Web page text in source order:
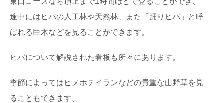
途中にはヒバの人工林や天然林、また「踊りヒバ」と呼
ばれる巨木などを見ることができます。
ヒバについて解説された看板も所々にあります。
季節によってはヒメホテイランなどの貴重な山野草を見
ることもできます。